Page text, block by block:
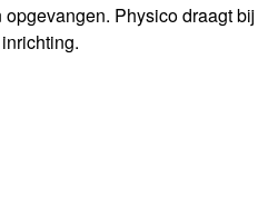
opgevangen. Physico draagt bij